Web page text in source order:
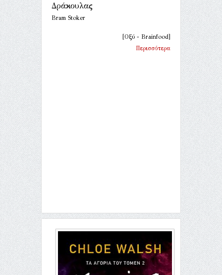
Δράκουλας
Bram Stoker
[Οξύ - Brainfood]
Περισσότερα